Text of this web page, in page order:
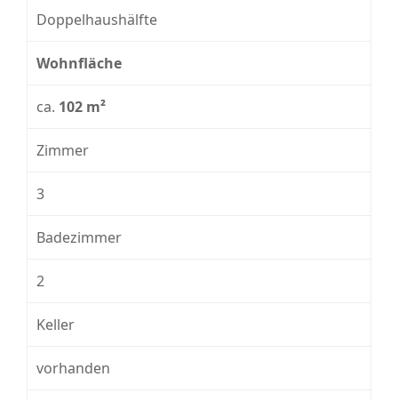
Doppelhaushälfte
Wohnfläche
ca. 102 m²
Zimmer
3
Badezimmer
2
Keller
vorhanden